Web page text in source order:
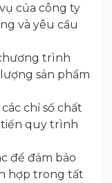
của công ty
và yêu cầu
trình
sản phẩm
chỉ số chất
tiến quy trình
để đảm bảo
hợp trong tất